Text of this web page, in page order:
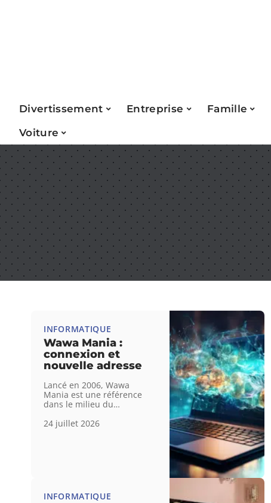
Divertissement Entreprise Famille
Voiture
INFORMATIQUE
Wawa Mania :
connexion et
nouvelle adresse
Lancé en 2006, Wawa
Mania est une référence
dans le milieu du…
24 juillet 2026
INFORMATIQUE